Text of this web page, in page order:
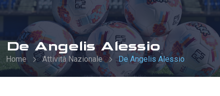
De Angelis Alessio
Home Attività Nazionale De Angelis Alessio